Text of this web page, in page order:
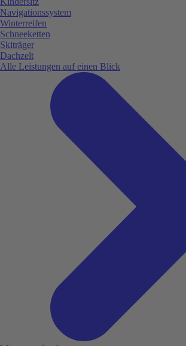
Navigationssystem
Winterreifen
Schneeketten
Skiträger
Dachzelt
Alle Leistungen auf einen Blick